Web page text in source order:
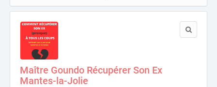
Maître Goundo Récupérer Son Ex
Mantes-la-Jolie